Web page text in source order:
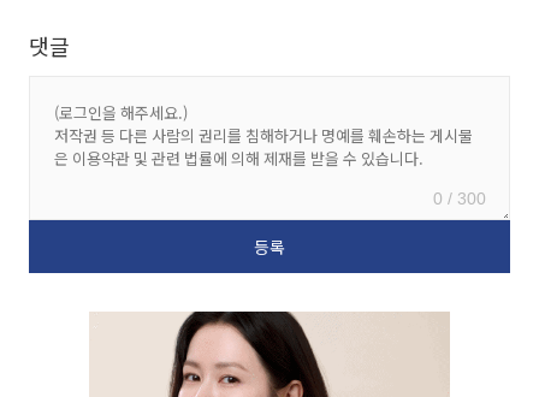
댓글
0 / 300